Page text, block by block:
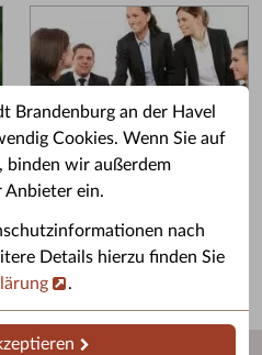
Brandenburg an der Havel
Cookies. Wenn Sie auf
binden wir außerdem
Anbieter ein.
nach
Details hierzu finden Sie
.